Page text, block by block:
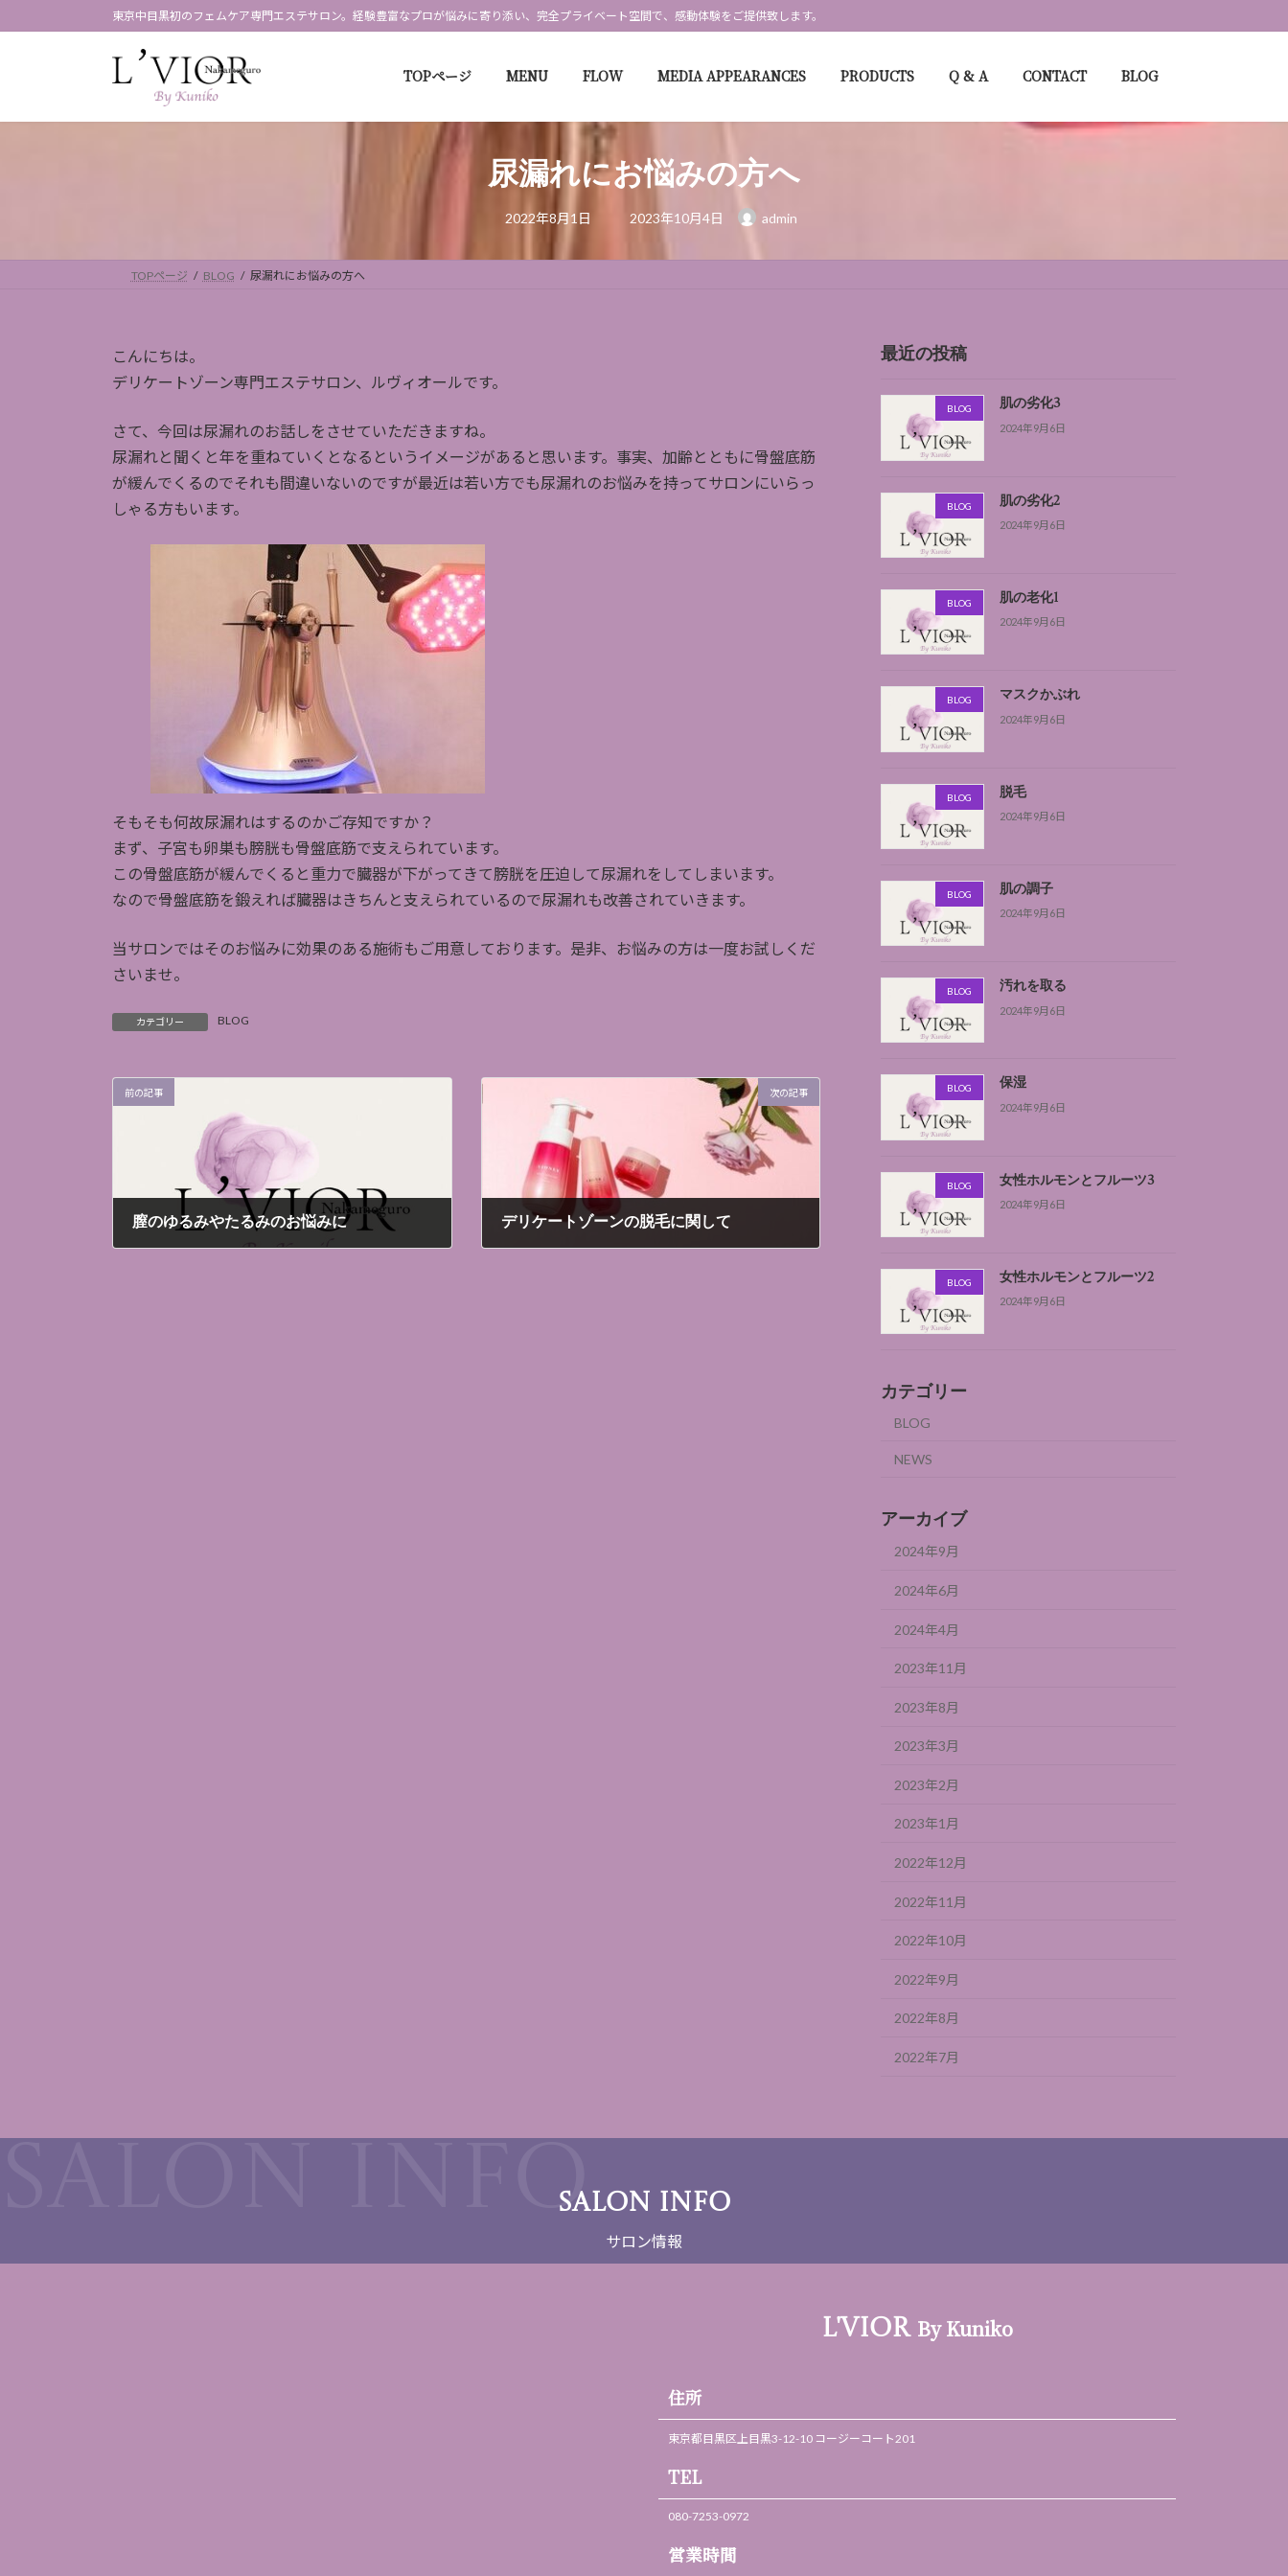
ン
へ
ビ
ョ
東京中目黒初のフェムケア専門エステサロン。経験豊富なプロが悩みに寄り添い、完全プライベート空間で、感動体験をご提供致します。
TOPページ MENU FLOW MEDIA APPEARANCES PRODUCTS Q & A CONTACT BLOG
尿漏れにお悩みの方へ
2022年8月1日
最
終
日
2023年10月4日 admin
TOPページ BLOG 尿漏れにお悩みの方へ
こんにちは。
デリケートゾーン専門エステサロン、ルヴィオールです。
さて、今回は尿漏れのお話しをさせていただきますね。
尿漏れと聞くと年を重ねていくとなるというイメージがあると思います。事実、加齢とともに骨盤底筋
が緩んでくるのでそれも間違いないのですが最近は若い方でも尿漏れのお悩みを持ってサロンにいらっ
しゃる方もいます。
そもそも何故尿漏れはするのかご存知ですか？
まず、子宮も卵巣も膀胱も骨盤底筋で支えられています。
この骨盤底筋が緩んでくると重力で臓器が下がってきて膀胱を圧迫して尿漏れをしてしまいます。
なので骨盤底筋を鍛えれば臓器はきちんと支えられているので尿漏れも改善されていきます。
当サロンではそのお悩みに効果のある施術もご用意しております。是非、お悩みの方は一度お試しくだ
さいませ。
カテゴリー BLOG
前の記事
膣のゆるみやたるみのお悩みに
次の記事
デリケートゾーンの脱毛に関して
最近の投稿
BLOG 肌の劣化3
2024年9月6日
BLOG 肌の劣化2
2024年9月6日
BLOG 肌の老化1
2024年9月6日
BLOG マスクかぶれ
2024年9月6日
BLOG 脱毛
2024年9月6日
BLOG 肌の調子
2024年9月6日
BLOG 汚れを取る
2024年9月6日
BLOG 保湿
2024年9月6日
BLOG 女性ホルモンとフルーツ3
2024年9月6日
BLOG 女性ホルモンとフルーツ2
2024年9月6日
カテゴリー
BLOG
NEWS
アーカイブ
2024年9月
2024年6月
2024年4月
2023年11月
2023年8月
2023年3月
2023年2月
2023年1月
2022年12月
2022年11月
2022年10月
2022年9月
2022年8月
2022年7月
SALON INFO
サロン情報
L'VIOR By Kuniko
住所
東京都目黒区上目黒3-12-10 コージーコート201
TEL
080-7253-0972
営業時間